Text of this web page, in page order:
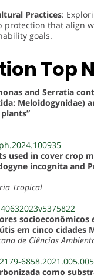
Practices:
protection that align
goals.
Top
and Serratia
Meloidogynidae)
used in cover crop
incognita and
Tropical
socioeconômicos
em cinco cidades
de Ciências
como